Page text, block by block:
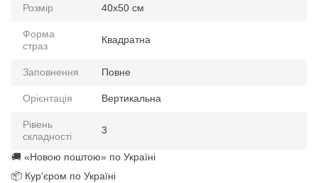
Розмір 40x50 см
Форма
страз
Квадратна
Заповнення Повне
Орієнтація Вертикальна
Рівень
складності
3
🚚 «Новою поштою» по Україні
📦 Кур'єром по Україні